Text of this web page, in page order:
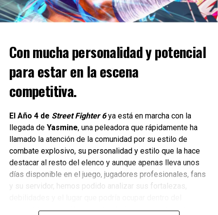
Los jugadores podrán controlar los elementos como los
en Avatar, emoticonos y mucho más.
Mucho nuevo contenido en
puerta para Sonic
Por último, el tráiler mostró un adelanto de lo que los
jugadores pueden esperar en el segundo año de Sonic
Racing: CrossWorlds.
¡Los jugadores pueden esperar nuevo y emocionante
contenido, como el paquete de contenido descargable de
Godzilla y el paquete de contenido descargable de
increíbles y mucho más!
Con mucha personalidad y potencial
para estar en la escena
competitiva.
El Año 4 de Street Fighter 6ya está en marcha con la
llegada de Yasmine, una peleadora que rápidamente ha
llamado la atención de la comunidad por su estilo de
combate explosivo, su personalidad y estilo que la hace
destacar al resto del elenco y aunque apenas lleva unos
días disponible en el juego, jugadores profesionales, fans
y su servidor, hemos podido analizar sus fortalezas,
competitivo y aquí les cuento el cómo se siente esta